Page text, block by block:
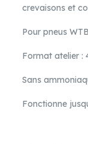
crevaisons et
Pour pneus WTB
Format atelier :
Sans
Fonctionne